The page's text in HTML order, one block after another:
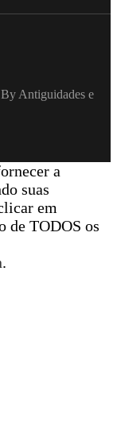
Antiguidades e
a
suas
em
de TODOS os
.